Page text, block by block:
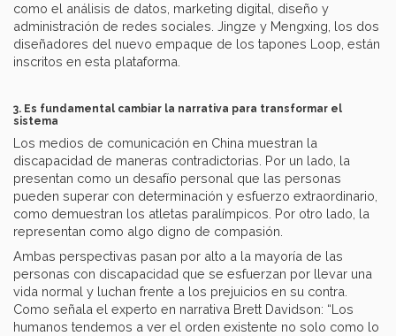
como el análisis de datos, marketing digital, diseño y
administración de redes sociales. Jingze y Mengxing, los dos
diseñadores del nuevo empaque de los tapones Loop, están
inscritos en esta plataforma.
3. Es fundamental cambiar la narrativa para transformar el
sistema
Los medios de comunicación en China muestran la
discapacidad de maneras contradictorias. Por un lado, la
presentan como un desafío personal que las personas
pueden superar con determinación y esfuerzo extraordinario,
como demuestran los atletas paralímpicos. Por otro lado, la
representan como algo digno de compasión.
Ambas perspectivas pasan por alto a la mayoría de las
personas con discapacidad que se esfuerzan por llevar una
vida normal y luchan frente a los prejuicios en su contra.
Como señala el experto en narrativa Brett Davidson: “Los
humanos tendemos a ver el orden existente no solo como lo